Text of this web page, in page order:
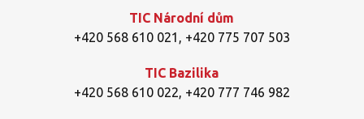
TIC Národní dům
+420 568 610 021 , +420 775 707 503
TIC Bazilika
+420 568 610 022, +420 777 746 982